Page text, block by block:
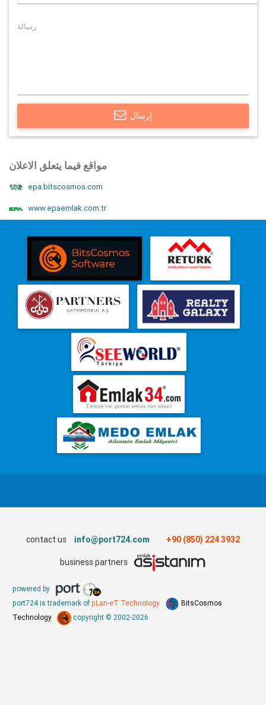
إرسال
مواقع فيما يتعلق الاعلان
epa.bitscosmos.com
www.epaemlak.com.tr
contact us info@port724.com +90 (850) 224 3932
business partners
powered by
port724 is trademark of pLan-eT Technology
BitsCosmos
Technology
copyright © 2002-2026